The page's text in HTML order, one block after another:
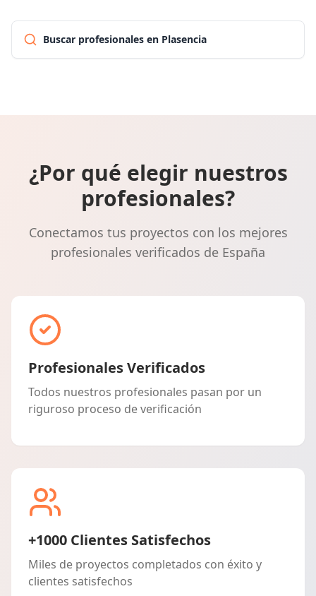
Buscar profesionales en Plasencia
¿Por qué elegir nuestros
profesionales?
Conectamos tus proyectos con los mejores
profesionales verificados de España
Profesionales Verificados
Todos nuestros profesionales pasan por un
riguroso proceso de verificación
+1000 Clientes Satisfechos
Miles de proyectos completados con éxito y
clientes satisfechos